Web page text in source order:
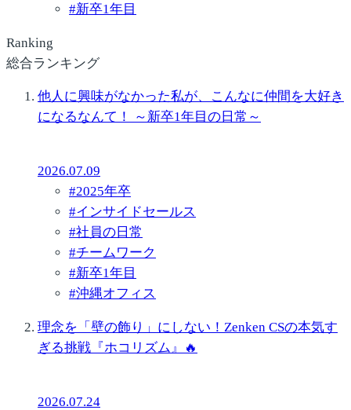
#新卒1年目
Ranking
総合ランキング
他人に興味がなかった私が、こんなに仲間を大好き
になるなんて！ ～新卒1年目の日常～
2026.07.09
#2025年卒
#インサイドセールス
#社員の日常
#チームワーク
#新卒1年目
#沖縄オフィス
理念を「壁の飾り」にしない！Zenken CSの本気す
ぎる挑戦『ホコリズム』🔥
2026.07.24